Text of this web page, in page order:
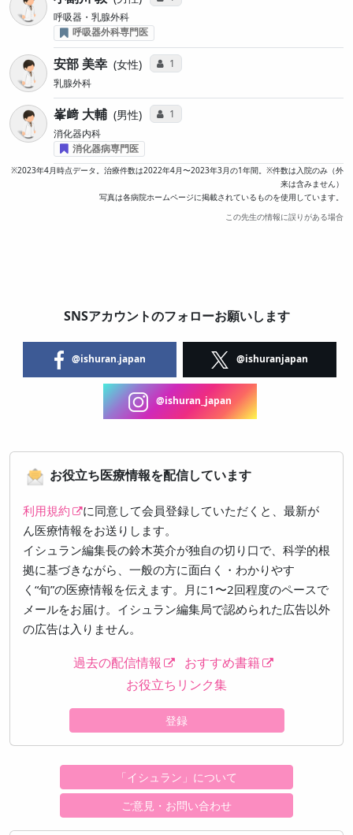
呼吸器・乳腺外科
呼吸器外科専門医
安部 美幸 女性 コミュニケーション・タイプ投票数
1
乳腺外科
峯﨑 大輔 男性 コミュニケーション・タイプ投票数
1
消化器内科
消化器病専門医
※2023年4月時点データ。治療件数は2022年4月〜2023年3月の1年間。※件数は入院のみ（外
来は含みません）
写真は各病院ホームページに掲載されているものを使用しています。
この先生の情報に誤りがある場合
SNSアカウントのフォローお願いします
@ishuran.japan @ishuranjapan
@ishuran_japan
お役立ち医療情報を配信しています
利用規約
に同意して会員登録していただくと、最新が
ん医療情報をお送りします。
イシュラン編集長の鈴木英介が独自の切り口で、科学的根
拠に基づきながら、一般の方に面白く・わかりやす
く“旬”の医療情報を伝えます。月に1〜2回程度のペースで
メールをお届け。イシュラン編集局で認められた広告以外
の広告は入りません。
過去の配信情報
おすすめ書籍
お役立ちリンク集
登録
「イシュラン」について
ご意見・お問い合わせ